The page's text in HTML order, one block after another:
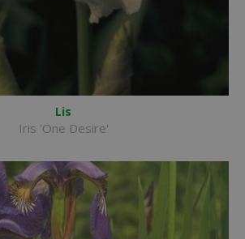
Lis
Iris 'One Desire'